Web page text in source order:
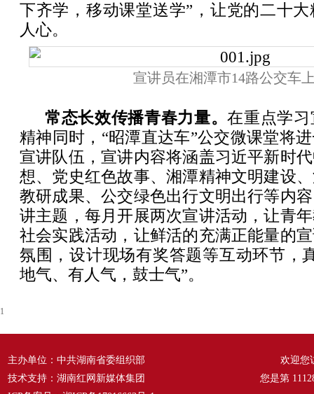
下齐学，移动课堂送学”，让党的二十
人心。
宣讲员在湘潭市14路公交车
常态长效传播青春力量。在重点学
精神同时，“昭潭直达车”公交微课堂将
宣讲队伍，宣讲内容将涵盖习近平新时
想、党史红色故事、湘潭精神文明建设
教研成果、公交绿色出行文明出行等内
讲主题，每月开展两次宣讲活动，让青
社会实践活动，让鲜活的充满正能量的
氛围，设计现场有奖答题等互动环节，
地气、有人气，鼓士气”。
1
主办单位：中共湖南省委组织部
技术支持：湖南红网新媒体集团
欢迎您
您是第